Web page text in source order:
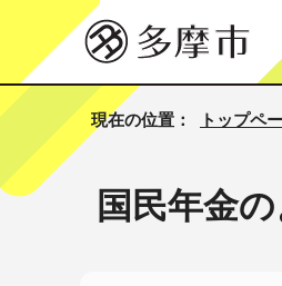
現在の位置： トップペ
国民年金